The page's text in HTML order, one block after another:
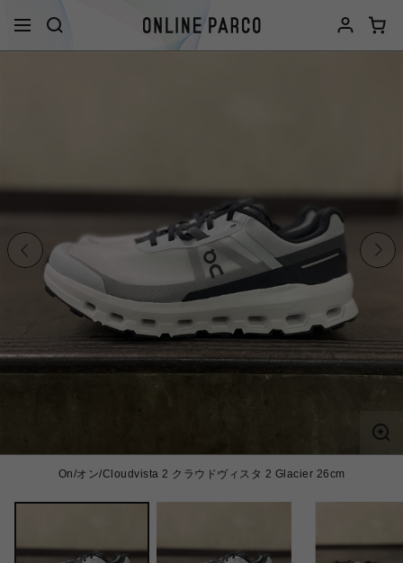
On/オン/Cloudvista 2 クラウドヴィスタ 2 Glacier 26cm